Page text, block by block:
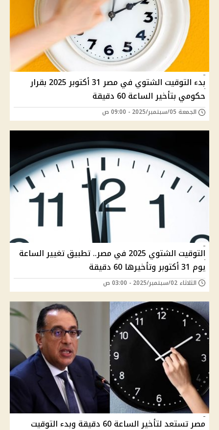
بدء التوقيت الشتوي في مصر 31 أكتوبر 2025 بقرار
حكومي بتأخير الساعة 60 دقيقة
الجمعة 05/سبتمبر/2025 - 09:00 ص
التوقيت الشتوي 2025 في مصر.. تطبيق تغيير الساعة
يوم 31 أكتوبر وتأخيرها 60 دقيقة
الثلاثاء 02/سبتمبر/2025 - 03:00 ص
مصر تستعد لتأخير الساعة 60 دقيقة وبدء التوقيت